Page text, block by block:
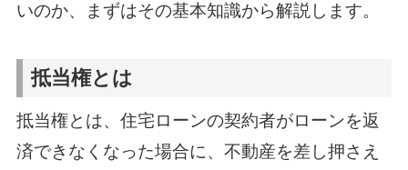
いのか、まずはその基本知識から解説します。
抵当権とは
抵当権とは、住宅ローンの契約者がローンを返
済できなくなった場合に、不動産を差し押さえ